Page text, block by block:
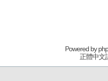
Powered by
正體中文